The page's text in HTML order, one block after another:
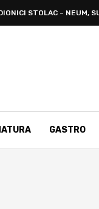
STOLAC – NEUM,
GASTRO